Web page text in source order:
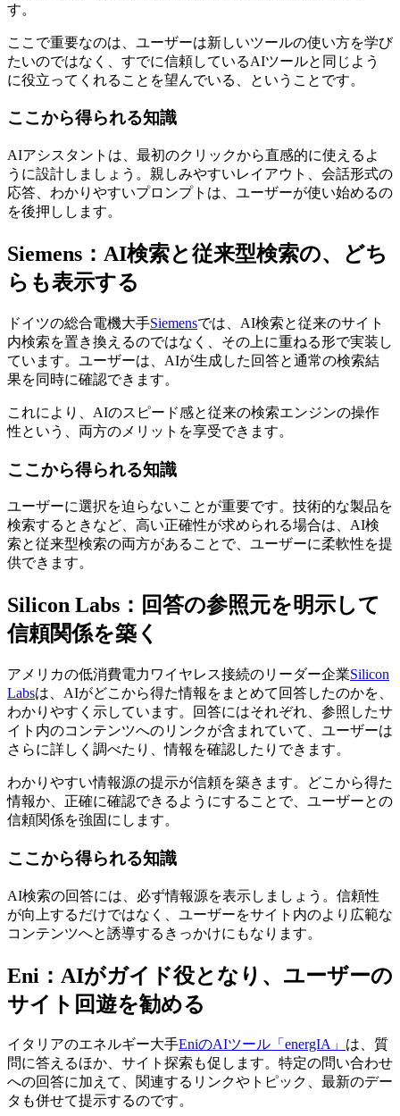
す。
ここで重要なのは、ユーザーは新しいツールの使い方を学び
たいのではなく、すでに信頼しているAIツールと同じよう
に役立ってくれることを望んでいる、ということです。
ここから得られる知識
AIアシスタントは、最初のクリックから直感的に使えるよ
うに設計しましょう。親しみやすいレイアウト、会話形式の
応答、わかりやすいプロンプトは、ユーザーが使い始めるの
を後押しします。
Siemens：AI検索と従来型検索の、どち
らも表示する
ドイツの総合電機大手Siemensでは、AI検索と従来のサイト
内検索を置き換えるのではなく、その上に重ねる形で実装し
ています。ユーザーは、AIが生成した回答と通常の検索結
果を同時に確認できます。
これにより、AIのスピード感と従来の検索エンジンの操作
性という、両方のメリットを享受できます。
ここから得られる知識
ユーザーに選択を迫らないことが重要です。技術的な製品を
検索するときなど、高い正確性が求められる場合は、AI検
索と従来型検索の両方があることで、ユーザーに柔軟性を提
供できます。
Silicon Labs：回答の参照元を明示して
信頼関係を築く
アメリカの低消費電力ワイヤレス接続のリーダー企業Silicon
Labsは、AIがどこから得た情報をまとめて回答したのかを、
わかりやすく示しています。回答にはそれぞれ、参照したサ
イト内のコンテンツへのリンクが含まれていて、ユーザーは
さらに詳しく調べたり、情報を確認したりできます。
わかりやすい情報源の提示が信頼を築きます。どこから得た
情報か、正確に確認できるようにすることで、ユーザーとの
信頼関係を強固にします。
ここから得られる知識
AI検索の回答には、必ず情報源を表示しましょう。信頼性
が向上するだけではなく、ユーザーをサイト内のより広範な
コンテンツへと誘導するきっかけにもなります。
Eni：AIがガイド役となり、ユーザーの
サイト回遊を勧める
イタリアのエネルギー大手EniのAIツール「energIA」 は、質
問に答えるほか、サイト探索も促します。特定の問い合わせ
への回答に加えて、関連するリンクやトピック、最新のデー
タも併せて提示するのです。